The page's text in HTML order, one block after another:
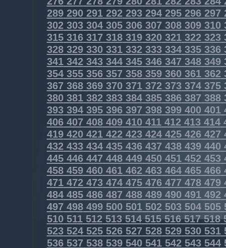
289290291292293294295296297
302303304305306307308309310
315316317318319320321322323
328329330331332333334335336
341342343344345346347 348349
354355356357358359360361362
367368369370371372373374375
380381382383384385386387 388
393394395396397 398399400 401
406407408409410411412413414
419420421422423424425426427
432433434435436437 438439440
445446447448449450451452453
458459460461462463464465466
471472473474475476477 478479
484485486487488489490 491492
497498499500501502503504505
510511512513514515516517518
523524525526527528529530531
536537538539540541542543544